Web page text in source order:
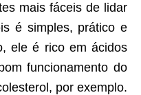
mais fáceis de lidar
é simples, prático e
ele é rico em ácidos
funcionamento do
por exemplo.